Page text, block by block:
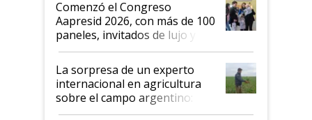
las mismas cosas de hace 50
años"
Comenzó el Congreso
Aapresid 2026, con más de 100
paneles, invitados de lujo y
todas las tendencias
La sorpresa de un experto
internacional en agricultura
sobre el campo argentino:
"Estoy muy impresionado"